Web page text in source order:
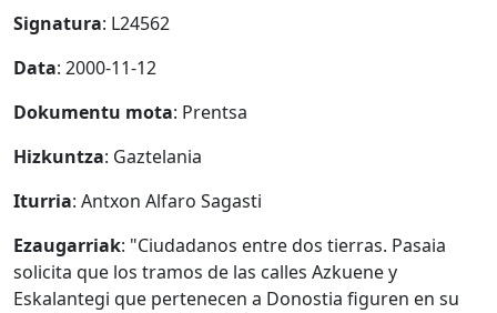
Signatura: L24562
Data: 2000-11-12
Dokumentu mota: Prentsa
Hizkuntza: Gaztelania
Iturria: Antxon Alfaro Sagasti
Ezaugarriak: "Ciudadanos entre dos tierras. Pasaia
solicita que los tramos de las calles Azkuene y
Eskalantegi que pertenecen a Donostia figuren en su